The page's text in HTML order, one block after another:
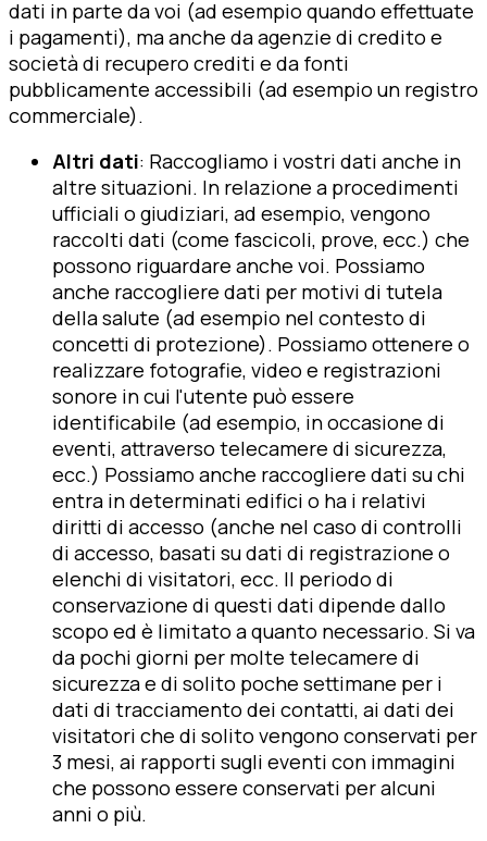
dati in parte da voi (ad esempio quando effettuate
i pagamenti), ma anche da agenzie di credito e
società di recupero crediti e da fonti
pubblicamente accessibili (ad esempio un registro
commerciale).
Altri dati: Raccogliamo i vostri dati anche in
altre situazioni. In relazione a procedimenti
ufficiali o giudiziari, ad esempio, vengono
raccolti dati (come fascicoli, prove, ecc.) che
possono riguardare anche voi. Possiamo
anche raccogliere dati per motivi di tutela
della salute (ad esempio nel contesto di
concetti di protezione). Possiamo ottenere o
realizzare fotografie, video e registrazioni
sonore in cui l'utente può essere
identificabile (ad esempio, in occasione di
eventi, attraverso telecamere di sicurezza,
ecc.) Possiamo anche raccogliere dati su chi
entra in determinati edifici o ha i relativi
diritti di accesso (anche nel caso di controlli
di accesso, basati su dati di registrazione o
elenchi di visitatori, ecc. Il periodo di
conservazione di questi dati dipende dallo
scopo ed è limitato a quanto necessario. Si va
da pochi giorni per molte telecamere di
sicurezza e di solito poche settimane per i
dati di tracciamento dei contatti, ai dati dei
visitatori che di solito vengono conservati per
3 mesi, ai rapporti sugli eventi con immagini
che possono essere conservati per alcuni
anni o più.